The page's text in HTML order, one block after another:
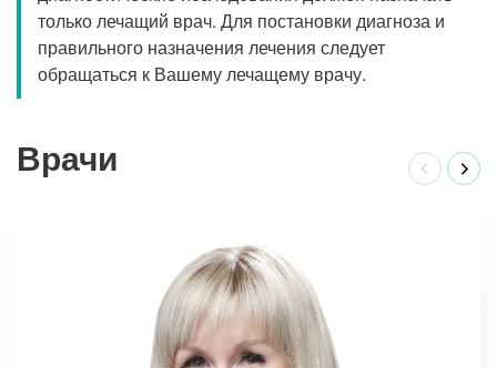
только лечащий врач. Для постановки диагноза и
правильного назначения лечения следует
обращаться к Вашему лечащему врачу.
Врачи